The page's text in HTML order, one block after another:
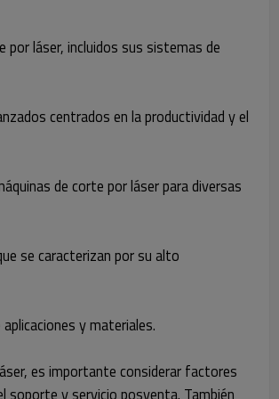
por láser, incluidos sus sistemas de
centrados en la productividad y el
de corte por láser para diversas
se caracterizan por su alto
y materiales.
es importante considerar factores
soporte y servicio posventa. También